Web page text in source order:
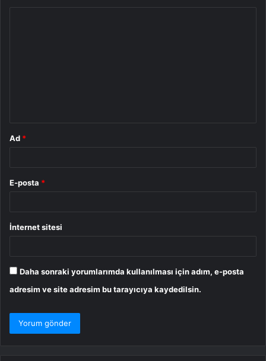
Ad *
E-posta *
İnternet sitesi
Daha sonraki yorumlarımda kullanılması için adım, e-posta
adresim ve site adresim bu tarayıcıya kaydedilsin.